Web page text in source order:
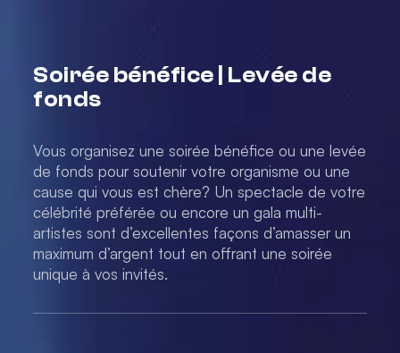
Soirée bénéfice | Levée de
fonds
Vous organisez une soirée bénéfice ou une levée
de fonds pour soutenir votre organisme ou une
cause qui vous est chère? Un spectacle de votre
célébrité préférée ou encore un gala multi-
artistes sont d’excellentes façons d’amasser un
maximum d’argent tout en offrant une soirée
unique à vos invités.